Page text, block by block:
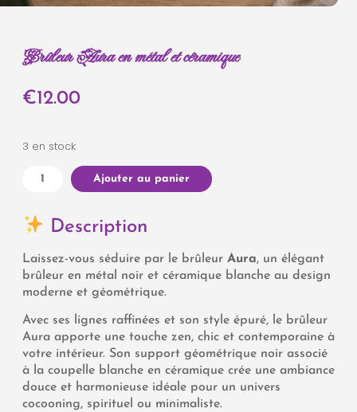
Brûleur Aura en métal et céramique
€12.00
3 en stock
Ajouter au panier
Description
Laissez-vous séduire par le brûleur Aura, un élégant
brûleur en métal noir et céramique blanche au design
moderne et géométrique.
Avec ses lignes raffinées et son style épuré, le brûleur
Aura apporte une touche zen, chic et contemporaine à
votre intérieur. Son support géométrique noir associé
à la coupelle blanche en céramique crée une ambiance
douce et harmonieuse idéale pour un univers
cocooning, spirituel ou minimaliste.